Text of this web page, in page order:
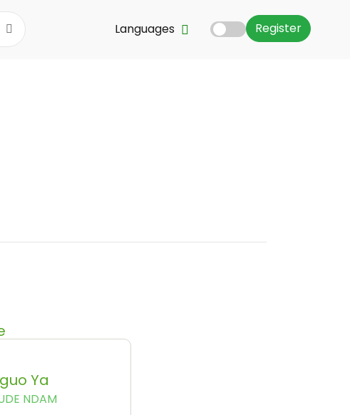
Register
Languages
Ya
NDAM